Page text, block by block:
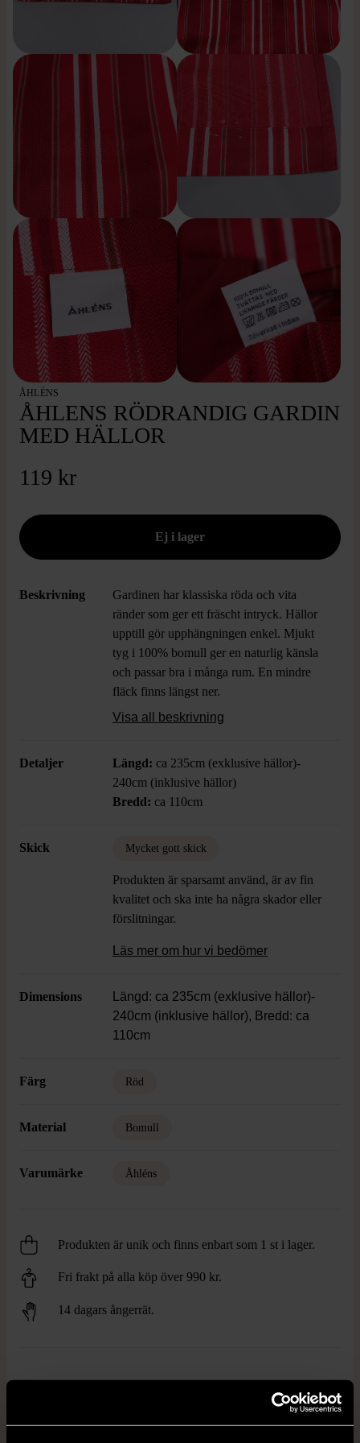
ÅHLÉNS
ÅHLENS RÖDRANDIG GARDIN
MED HÄLLOR
119 kr
Beskrivning
Gardinen har klassiska röda och vita
ränder som ger ett fräscht intryck. Hällor
upptill gör upphängningen enkel. Mjukt
tyg i 100% bomull ger en naturlig känsla
och passar bra i många rum. En mindre
fläck finns längst ner.
Visa all beskrivning
Detaljer Längd: ca 235cm (exklusive hällor)-
240cm (inklusive hällor)
Bredd: ca 110cm
Skick Mycket gott skick
Produkten är sparsamt använd, är av fin
kvalitet och ska inte ha några skador eller
förslitningar.
Läs mer om hur vi bedömer
Dimensions
Längd: ca 235cm (exklusive hällor)-
240cm (inklusive hällor), Bredd: ca
110cm
Färg Röd
Material Bomull
Varumärke Åhléns
Produkten är unik och finns enbart som 1 st i lager.
Fri frakt på alla köp över 990 kr.
14 dagars ångerrät.